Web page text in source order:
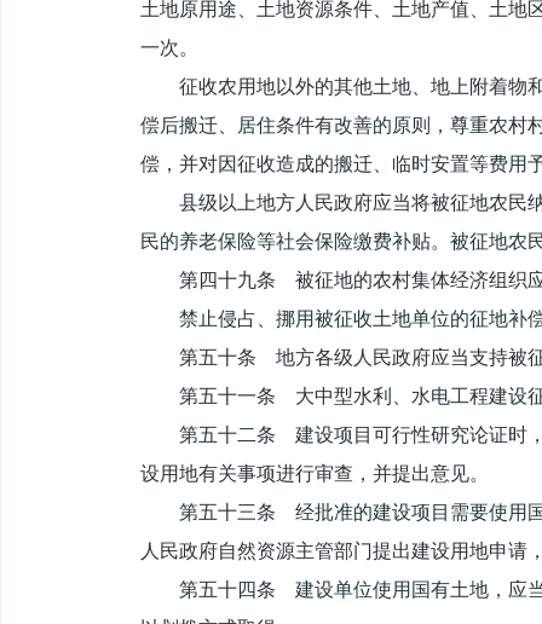
土地原用途、土地资源条件、土地产值、土地
一次。
征收农用地以外的其他土地、地上附着物和
偿后搬迁、居住条件有改善的原则，尊重农村
偿，并对因征收造成的搬迁、临时安置等费用
县级以上地方人民政府应当将被征地农民纳
民的养老保险等社会保险缴费补贴。被征地农
第四十九条 被征地的农村集体经济组织应
禁止侵占、挪用被征收土地单位的征地补
第五十条 地方各级人民政府应当支持被征
第五十一条 大中型水利、水电工程建设征
第五十二条 建设项目可行性研究论证时，
设用地有关事项进行审查，并提出意见。
第五十三条 经批准的建设项目需要使用国
人民政府自然资源主管部门提出建设用地申请
第五十四条 建设单位使用国有土地，应当